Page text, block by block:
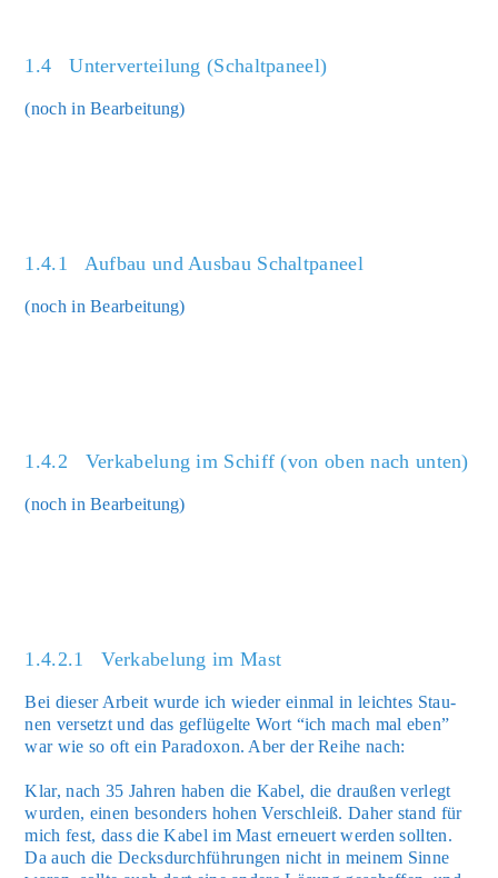
1.4 Unterverteilung (Schaltpaneel)
(noch in Bear­bei­tung)
1.4.1 Aufbau und Ausbau Schaltpaneel
(noch in Bear­bei­tung)
1.4.2 Verkabelung im Schiff (von oben nach unten)
(noch in Bear­bei­tung)
1.4.2.1 Verkabelung im Mast
Bei die­ser Arbeit wur­de ich wie­der ein­mal in leich­tes Stau­
nen ver­setzt und das geflü­gel­te Wort “ich mach mal eben”
war wie so oft ein Para­do­xon. Aber der Rei­he nach:
Klar, nach 35 Jah­ren haben die Kabel, die drau­ßen ver­legt
wur­den, einen beson­ders hohen Ver­schleiß. Daher stand für
mich fest, dass die Kabel im Mast erneu­ert wer­den soll­ten.
Da auch die Decks­durch­füh­run­gen nicht in mei­nem Sin­ne